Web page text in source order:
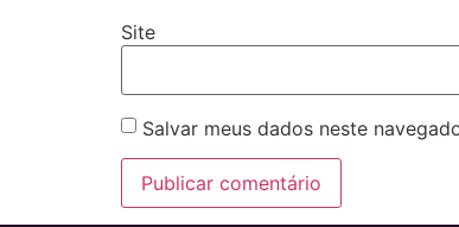
Site
Salvar meus dados neste